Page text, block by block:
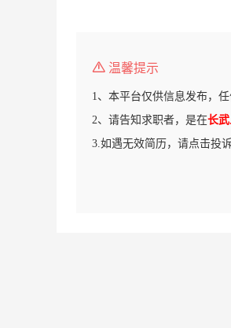
温馨提示
1、本平台仅供信息发布，
2、请告知求职者，是在长武
3.如遇无效简历，请点击投